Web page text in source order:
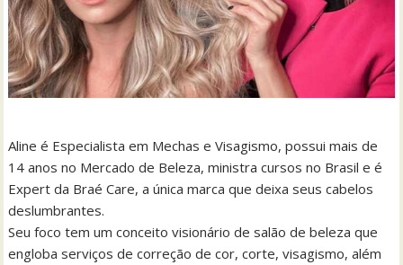
Aline é Especialista em Mechas e Visagismo, possui mais de
14 anos no Mercado de Beleza, ministra cursos no Brasil e é
Expert da Braé Care, a única marca que deixa seus cabelos
deslumbrantes.
Seu foco tem um conceito visionário de salão de beleza que
engloba serviços de correção de cor, corte, visagismo, além